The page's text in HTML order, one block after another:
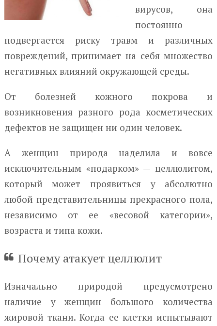
вирусов, она
постоянно
подвергается риску травм и различных
повреждений, принимает на себя множество
негативных влияний окружающей среды.
От болезней кожного покрова и
возникновения разного рода косметических
дефектов не защищен ни один человек.
А женщин природа наделила и вовсе
исключительным «подарком» — целлюлитом,
который может проявиться у абсолютно
любой представительницы прекрасного пола,
независимо от ее «весовой категории»,
возраста и типа кожи.
Почему атакует целлюлит
Изначально природой предусмотрено
наличие у женщин большого количества
жировой ткани. Когда ее клетки испытывают